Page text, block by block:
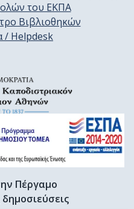
του ΕΚΠΑ
Βιβλιοθηκών
/ Helpdesk
Πέργαμο